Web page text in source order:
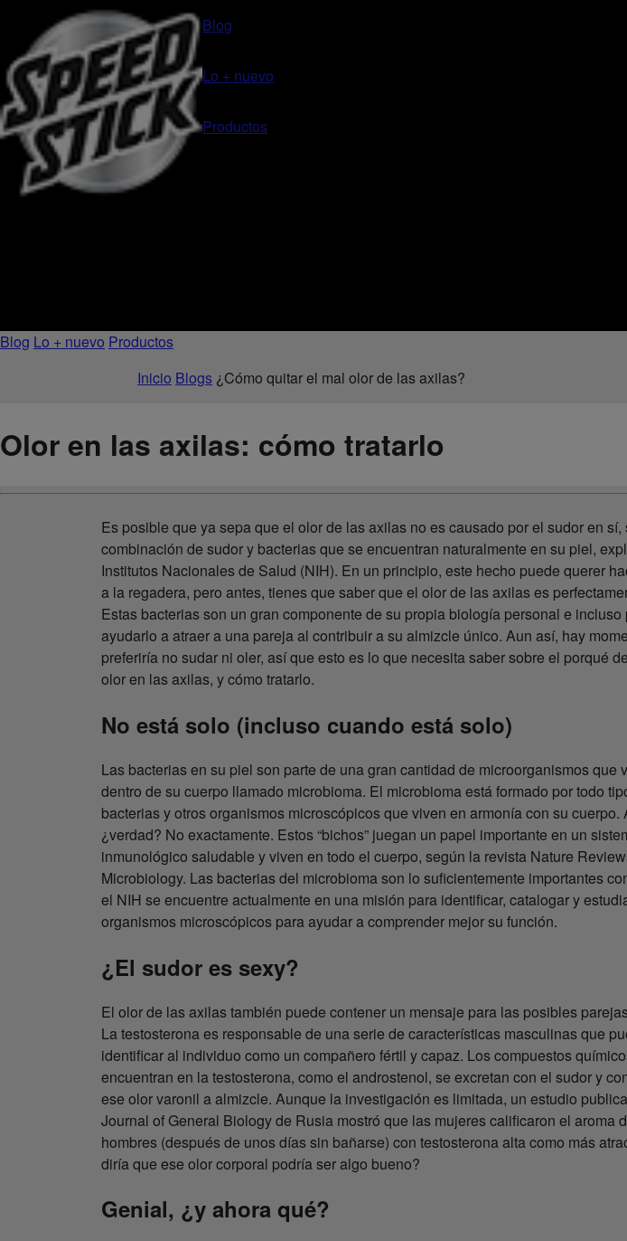
Blog
Lo + nuevo
Productos
Blog Lo + nuevo Productos
Inicio Blogs ¿Cómo quitar el mal olor de las axilas?
Olor en las axilas: cómo tratarlo
Es posible que ya sepa que el olor de las axilas no es causado por el sudor en sí,
combinación de sudor y bacterias que se encuentran naturalmente en su piel,
Institutos Nacionales de Salud (NIH). En un principio, este hecho puede querer
a la regadera, pero antes, tienes que saber que el olor de las axilas es
Estas bacterias son un gran componente de su propia biología personal e incluso
ayudarlo a atraer a una pareja al contribuir a su almizcle único. Aun así, hay
preferiría no sudar ni oler, así que esto es lo que necesita saber sobre el porqué
olor en las axilas, y cómo tratarlo.
No está solo (incluso cuando está solo)
Las bacterias en su piel son parte de una gran cantidad de microorganismos que
dentro de su cuerpo llamado microbioma. El microbioma está formado por todo
bacterias y otros organismos microscópicos que viven en armonía con su cuerpo.
¿verdad? No exactamente. Estos “bichos” juegan un papel importante en un
inmunológico saludable y viven en todo el cuerpo, según la revista Nature
Microbiology. Las bacterias del microbioma son lo suficientemente importantes
el NIH se encuentre actualmente en una misión para identificar, catalogar y
organismos microscópicos para ayudar a comprender mejor su función.
¿El sudor es sexy?
El olor de las axilas también puede contener un mensaje para las posibles
La testosterona es responsable de una serie de características masculinas que
identificar al individuo como un compañero fértil y capaz. Los compuestos
encuentran en la testosterona, como el androstenol, se excretan con el sudor y
ese olor varonil a almizcle. Aunque la investigación es limitada, un estudio
Journal of General Biology de Rusia mostró que las mujeres calificaron el aroma
hombres (después de unos días sin bañarse) con testosterona alta como más
diría que ese olor corporal podría ser algo bueno?
Genial, ¿y ahora qué?